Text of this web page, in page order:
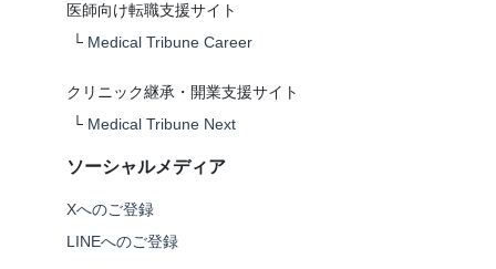
医師向け転職支援サイト
└ Medical Tribune Career
クリニック継承・開業支援サイト
└ Medical Tribune Next
ソーシャルメディア
Xへのご登録
LINEへのご登録